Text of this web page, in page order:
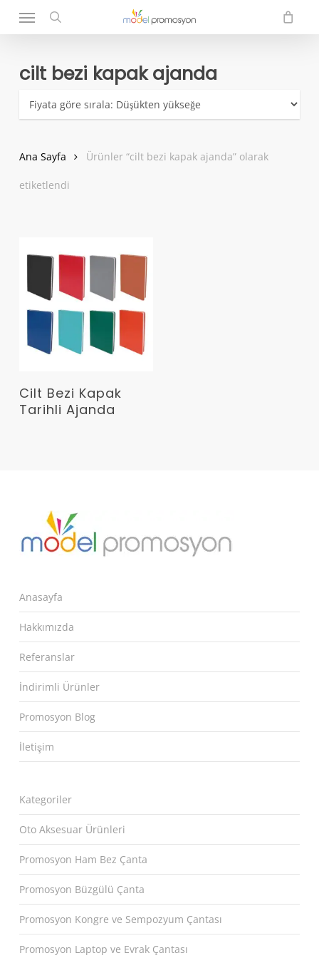
content
search
Menu
cilt bezi kapak ajanda
Ana Sayfa Ürünler “cilt bezi kapak ajanda” olarak
etiketlendi
Devamını Oku
Cilt Bezi Kapak
Tarihli Ajanda
Anasayfa
Hakkımızda
Referanslar
İndirimli Ürünler
Promosyon Blog
İletişim
Kategoriler
Oto Aksesuar Ürünleri
Promosyon Ham Bez Çanta
Promosyon Büzgülü Çanta
Promosyon Kongre ve Sempozyum Çantası
Promosyon Laptop ve Evrak Çantası